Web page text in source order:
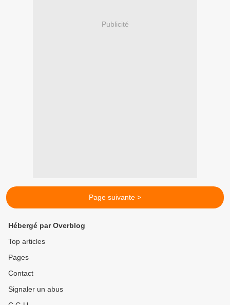
Publicité
Page suivante >
Hébergé par Overblog
Top articles
Pages
Contact
Signaler un abus